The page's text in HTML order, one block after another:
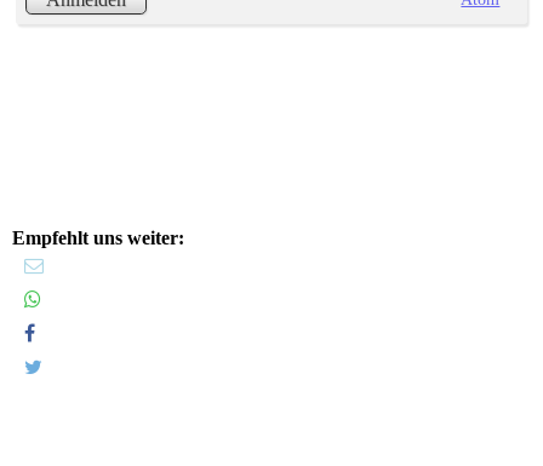
Empfehlt uns weiter: